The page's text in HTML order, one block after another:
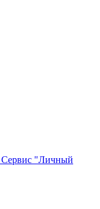
Сервис "Личный